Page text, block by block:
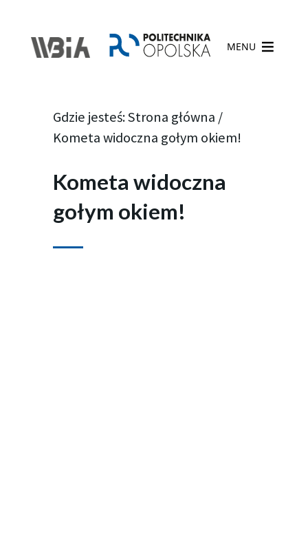
MENU
Gdzie jesteś:Strona główna /
Kometa widoczna gołym okiem!
Kometa widoczna
gołym okiem!